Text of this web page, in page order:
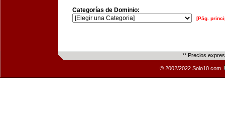
Categorías de Dominio:
[Pág.
** Precios
© 2002/2022 Solo10.com